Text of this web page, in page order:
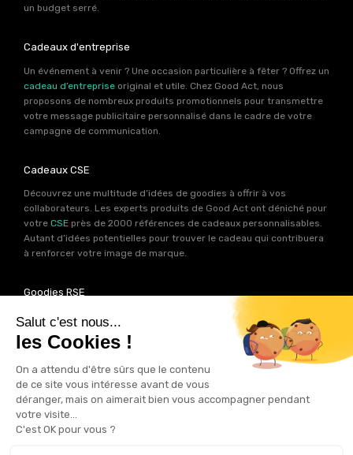
un budget serré.
Cadeaux d'entreprise
Un événement à venir ? Une occasion particulière à fêter ? Offrez un
cadeau d’entreprise original et utile. Chez Good Act, nous
proposons de nombreux produits promotionnels pour transmettre
votre message publicitaire personnalisé dans le cadre de votre
campagne de communication.
Cadeaux CSE
Découvrez une multitude d’idées de goodies à offrir à vos
collaborateurs. Les experts produits de Good Act ont déniché pour
votre CSE près de 2000 références de cadeaux personnalisables.
Autant d’idées potentielles pour trouver le cadeau qui contribuera
à renforcer votre image de marque.
Goodies RSE
Vous souhaitez communiquer en accord avec vos valeurs ? Ca
tombe bien ! Un grand nombre de produits présents sur Good Act
sont fabriqués en France et en Europe.
Notre sélection RSEvous
permet de trouver un goodies parfait pour votre campagne de
communication. Des produits fabriqués avec amour dans de
bonnes conditions et un impact limité sur la planête.